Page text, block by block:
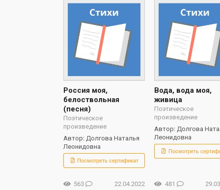
Россия моя,
белоствольная
(песня)
Поэтическое
произведение
Автор: Долгова Наталья
Леонидовна
Посмотреть сертификат
22.04.2022
563
Вода, вода моя,
живица
Поэтическое
произведение
Автор: Долгова
Леонидовна
Посмотреть
481